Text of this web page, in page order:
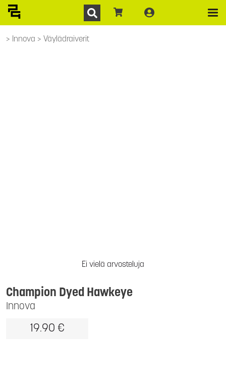
Innova Väylädraiverit
Ei vielä arvosteluja
Innova
Champion Dyed Hawkeye
19.90 €